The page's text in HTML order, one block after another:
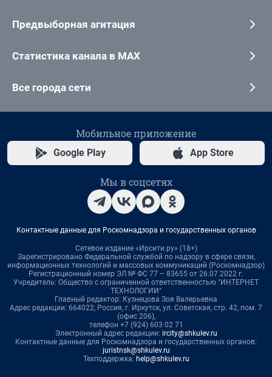
Предвыборная агитация
Статистика канала в MAX
Все города сети
Мобильное приложение
Google Play App Store
Мы в соцсетях
Контактные данные для Роскомнадзора и государственных органов
Сетевое издание «Ирсити.ру» (18+)
Зарегистрировано Федеральной службой по надзору в сфере связи,
информационных технологий и массовых коммуникаций (Роскомнадзор)
Регистрационный номер ЭЛ № ФС 77 – 83655 от 26.07.2022 г.
Учредитель: Общество с ограниченной ответственностью "ИНТЕРНЕТ
ТЕХНОЛОГИИ"
Главный редактор: Кузнецова Зоя Валерьевна
Адрес редакции: 664022, Россия, г. Иркутск, ул. Советская, стр. 42, пом. 7
(офис 206),
телефон +7 (924) 603 02 71
Электронный адрес редакции: ircity@shkulev.ru
Контактные данные для Роскомнадзора и государственных органов:
juristnsk@shkulev.ru
Техподдержка: help@shkulev.ru